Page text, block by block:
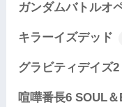
ガンダムバトルオ
キラーイズデッド
グラビティデイズ2
喧嘩番長6 SOUL